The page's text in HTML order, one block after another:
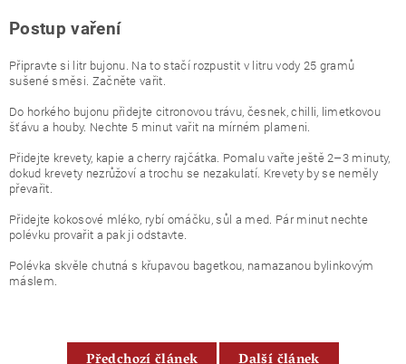
Postup vaření
Připravte si litr bujonu. Na to stačí rozpustit v litru vody 25 gramů
sušené směsi. Začněte vařit.
Do horkého bujonu přidejte citronovou trávu, česnek, chilli, limetkovou
šťávu a houby. Nechte 5 minut vařit na mírném plameni.
Přidejte krevety, kapie a cherry rajčátka. Pomalu vařte ještě 2–3 minuty,
dokud krevety nezrůžoví a trochu se nezakulatí. Krevety by se neměly
převařit.
Přidejte kokosové mléko, rybí omáčku, sůl a med. Pár minut nechte
polévku provařit a pak ji odstavte.
Polévka skvěle chutná s křupavou bagetkou, namazanou bylinkovým
máslem.